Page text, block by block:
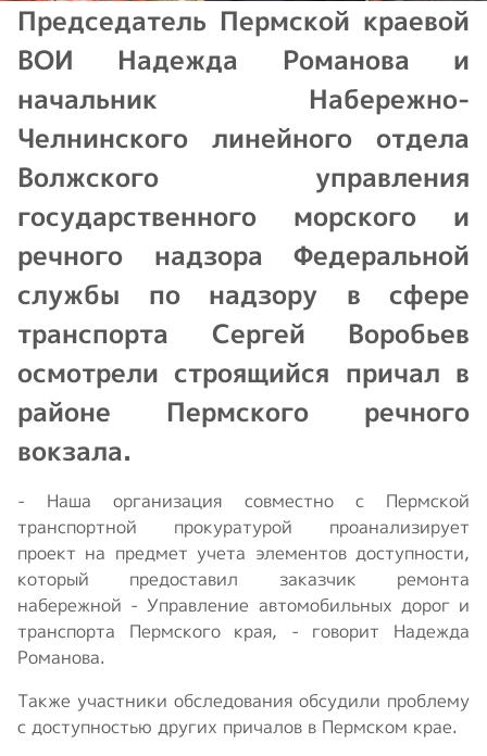
Председатель Пермской краевой
ВОИ Надежда Романова и
начальник Набережно-
Челнинского линейного отдела
Волжского управления
государственного морского и
речного надзора Федеральной
службы по надзору в сфере
транспорта Сергей Воробьев
осмотрели строящийся причал в
районе Пермского речного
вокзала.
- Наша организация совместно с Пермской
транспортной прокуратурой проанализирует
проект на предмет учета элементов доступности,
который предоставил заказчик ремонта
набережной - Управление автомобильных дорог и
транспорта Пермского края, - говорит Надежда
Романова.
Также участники обследования обсудили проблему
с доступностью других причалов в Пермском крае.